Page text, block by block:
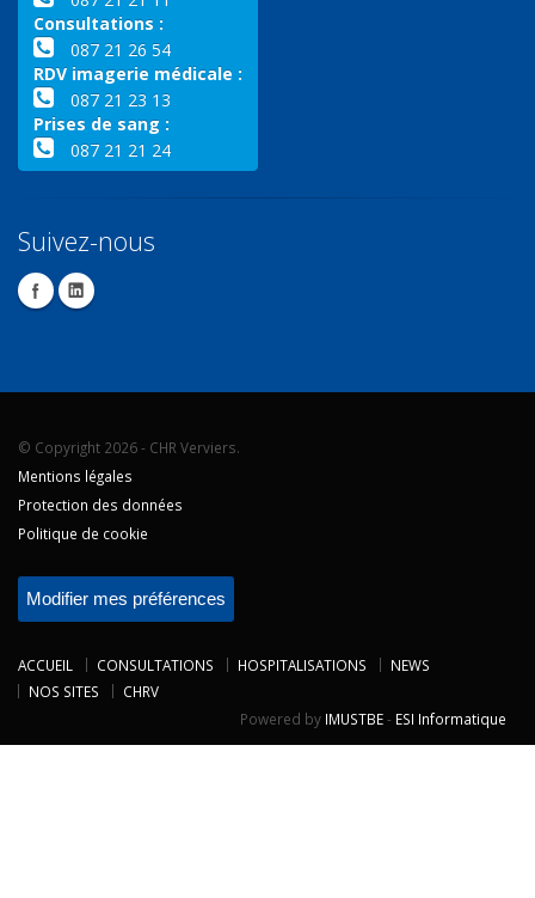
Consultations :
087 21 26 54
RDV imagerie médicale :
087 21 23 13
Prises de sang :
087 21 21 24
Suivez-nous
© Copyright 2026 - CHR Verviers.
Mentions légales
Protection des données
Politique de cookie
Modifier mes préférences
ACCUEIL CONSULTATIONS HOSPITALISATIONS
NEWS
NOS SITES
CHRV
Powered by IMUSTBE- ESI Informatique